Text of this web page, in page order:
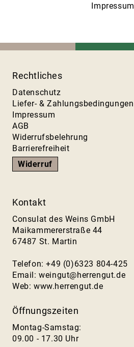
Impressum
Rechtliches
Datenschutz
Liefer- & Zahlungsbedingungen
Impressum
AGB
Widerrufsbelehrung
Barrierefreiheit
Widerruf
Kontakt
Consulat des Weins GmbH
Maikammererstraße 44
67487 St. Martin
Telefon: +49 (0)6323 804-425
Email:weingut@herrengut.de
Web: www.herrengut.de
Öffnungszeiten
Montag-Samstag:
09.00 - 17.30 Uhr